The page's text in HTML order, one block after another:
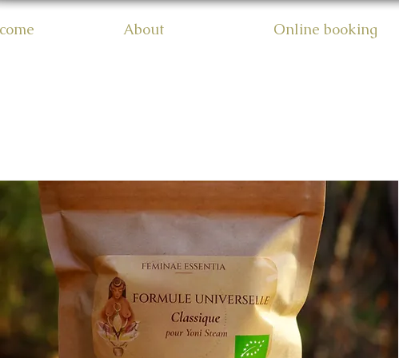
About Online booking